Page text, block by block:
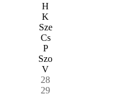
H
K
Sze
Cs
P
Szo
V
28
29